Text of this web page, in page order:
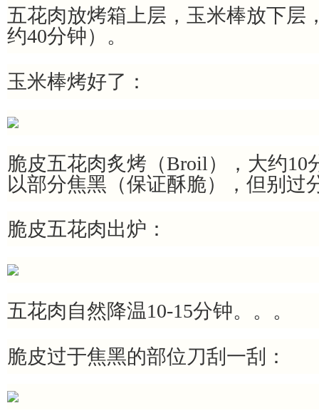
五花肉放烤箱上层，玉米棒放下层
约40分钟）。
玉米棒烤好了：
脆皮五花肉炙烤（Broil），大约10
以部分焦黑（保证酥脆），但别过
脆皮五花肉出炉：
五花肉自然降温10-15分钟。。。
脆皮过于焦黑的部位刀刮一刮：